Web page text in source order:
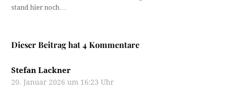
stand hier noch…
Dieser Beitrag hat 4 Kommentare
Stefan Lackner
20. Januar 2026 um 16:23 Uhr